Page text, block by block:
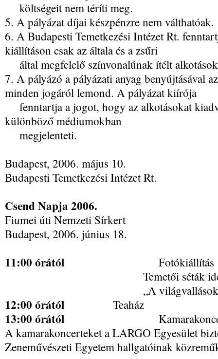
költségeit nem téríti meg.
5. A pályázat díjai készpénzre nem válthatóak.
6. A Budapesti Temetkezési Intézet Rt.
kiállításon csak az általa és a zsűri
által megfelelő színvonalúnak ítélt
7. A pályázó a pályázati anyag benyújtásával
minden jogáról lemond. A pályázat kiírója
fenntartja a jogot, hogy az alkotásokat
különböző médiumokban
megjelenteti.
Budapest, 2006. május 10.
Budapesti Temetkezési Intézet Rt.
Csend Napja 2006.
Fiumei úti Nemzeti Sírkert
Budapest, 2006. június 18.
11:00 órától
Temetői séták
„A világvallások szent
12:00 órától Teaház
13:00 órától Kamarakoncertek
A kamarakoncerteket a LARGO Egyesület
Zeneművészeti Egyetem hallgatóinak